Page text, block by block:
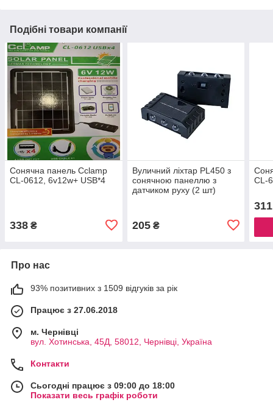
Подібні товари компанії
Сонячна панель Cclamp
CL-0612, 6v12w+ USB*4
338 ₴
Вуличний ліхтар PL450 з
сонячною панеллю з
датчиком руху (2 шт)
205₴
CL-
311
Про нас
93% позитивних з 1509 відгуків за рік
Працює з 27.06.2018
м. Чернівці
вул. Хотинська, 45Д, 58012, Чернівці, Україна
Контакти
Сьогодні працює з 09:00 до 18:00
Показати весь графік роботи